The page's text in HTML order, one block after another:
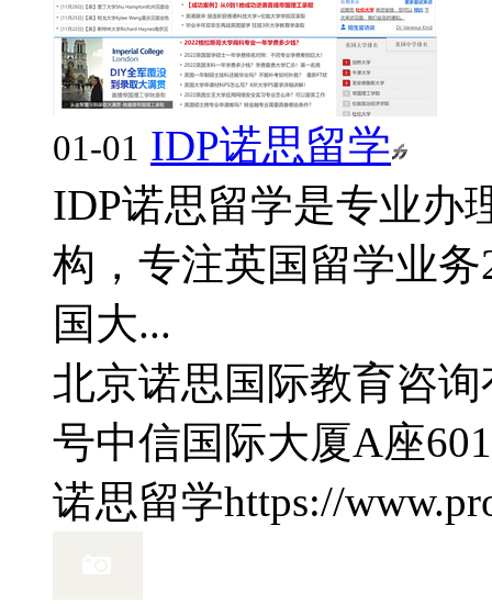
01-01 IDP诺思留学
IDP诺思留学是专业办
构，专注英国留学业
国大...
北京诺思国际教育咨
号中信国际大厦A座
诺思留学https://